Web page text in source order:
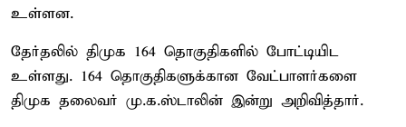
உள்ளன.
தேர்தலில் திமுக 164 தொகுதிகளில் போட்டியிட
உள்ளது. 164 தொகுதிகளுக்கான வேட்பாளர்களை
திமுக தலைவர் மு.க.ஸ்டாலின் இன்று அறிவித்தார்.